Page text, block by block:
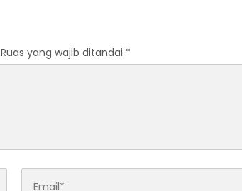
Ruas yang wajib ditandai *